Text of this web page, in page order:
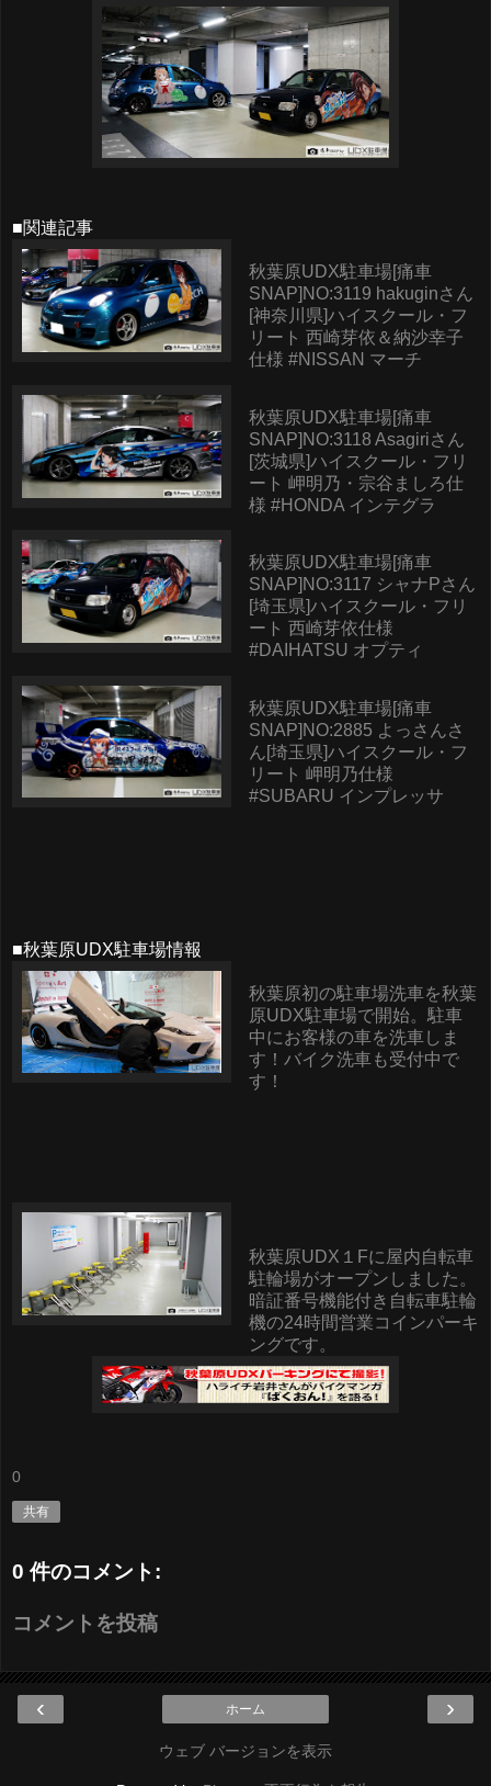
■関連記事
秋葉原UDX駐車場[痛車
SNAP]NO:3119 hakuginさん
[神奈川県]ハイスクール・フ
リート 西崎芽依＆納沙幸子
仕様 #NISSAN マーチ
秋葉原UDX駐車場[痛車
SNAP]NO:3118 Asagiriさん
[茨城県]ハイスクール・フリ
ート 岬明乃・宗谷ましろ仕
様 #HONDA インテグラ
秋葉原UDX駐車場[痛車
SNAP]NO:3117 シャナPさん
[埼玉県]ハイスクール・フリ
ート 西崎芽依仕様
#DAIHATSU オプティ
秋葉原UDX駐車場[痛車
SNAP]NO:2885 よっさんさ
ん[埼玉県]ハイスクール・フ
リート 岬明乃仕様
#SUBARU インプレッサ
■秋葉原UDX駐車場情報
秋葉原初の駐車場洗車を秋葉
原UDX駐車場で開始。駐車
中にお客様の車を洗車しま
す！バイク洗車も受付中で
す！
秋葉原UDX１Fに屋内自転車
駐輪場がオープンしました。
暗証番号機能付き自転車駐輪
機の24時間営業コインパーキ
ングです。
0
共有
0 件のコメント:
コメントを投稿
‹ ›
ホーム
ウェブ バージョンを表示